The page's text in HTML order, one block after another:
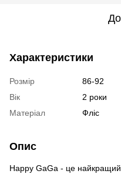
Характеристики
Розмір
86-92
Вік
2 роки
Матеріал
Фліс
Опис
Happy GaGa - це